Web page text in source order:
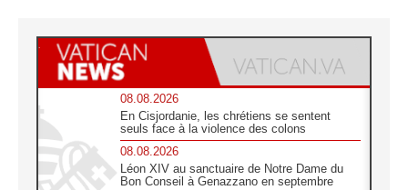
08.08.2026
En Cisjordanie, les chrétiens se sentent
seuls face à la violence des colons
08.08.2026
Léon XIV au sanctuaire de Notre Dame du
Bon Conseil à Genazzano en septembre